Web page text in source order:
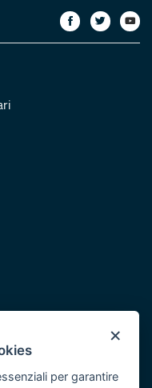
×
per garantire